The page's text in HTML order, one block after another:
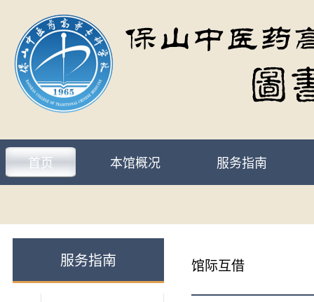
首页 本馆概况 服务指南
服务指南 馆际互借